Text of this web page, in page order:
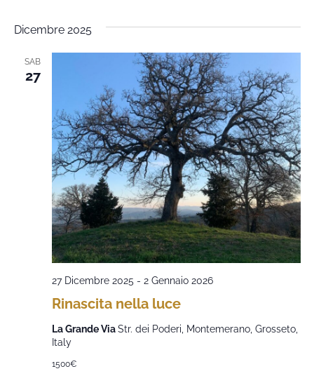
Dicembre 2025
SAB
27
Rinascita nella luce
27 Dicembre 2025 - 2 Gennaio 2026
La Grande ViaStr. dei Poderi, Montemerano, Grosseto,
Italy
1500€